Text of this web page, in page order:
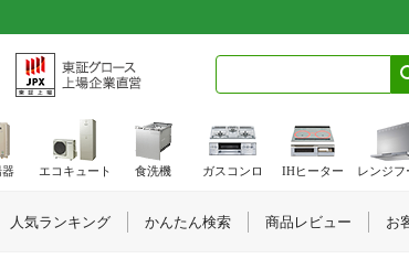
器 エコキュート 食洗機 ガスコンロ IHヒーター レンジフ
人気ランキング かんたん検索 商品レビュー お